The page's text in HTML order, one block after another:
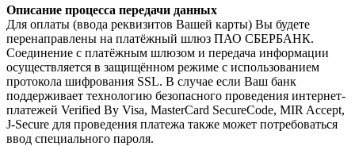
Описание процесса передачи данных
Для оплаты (ввода реквизитов Вашей карты) Вы будете
перенаправлены на платёжный шлюз ПАО СБЕРБАНК.
Соединение с платёжным шлюзом и передача информации
осуществляется в защищённом режиме с использованием
протокола шифрования SSL. В случае если Ваш банк
поддерживает технологию безопасного проведения интернет-
платежей Verified By Visa, MasterCard SecureCode, MIR Accept,
J-Secure для проведения платежа также может потребоваться
ввод специального пароля.